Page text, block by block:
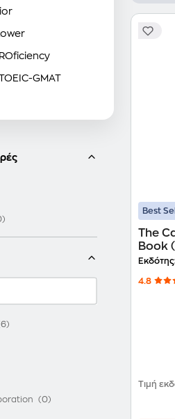
GMAT
Best
The
Book
4.8
Τιμή